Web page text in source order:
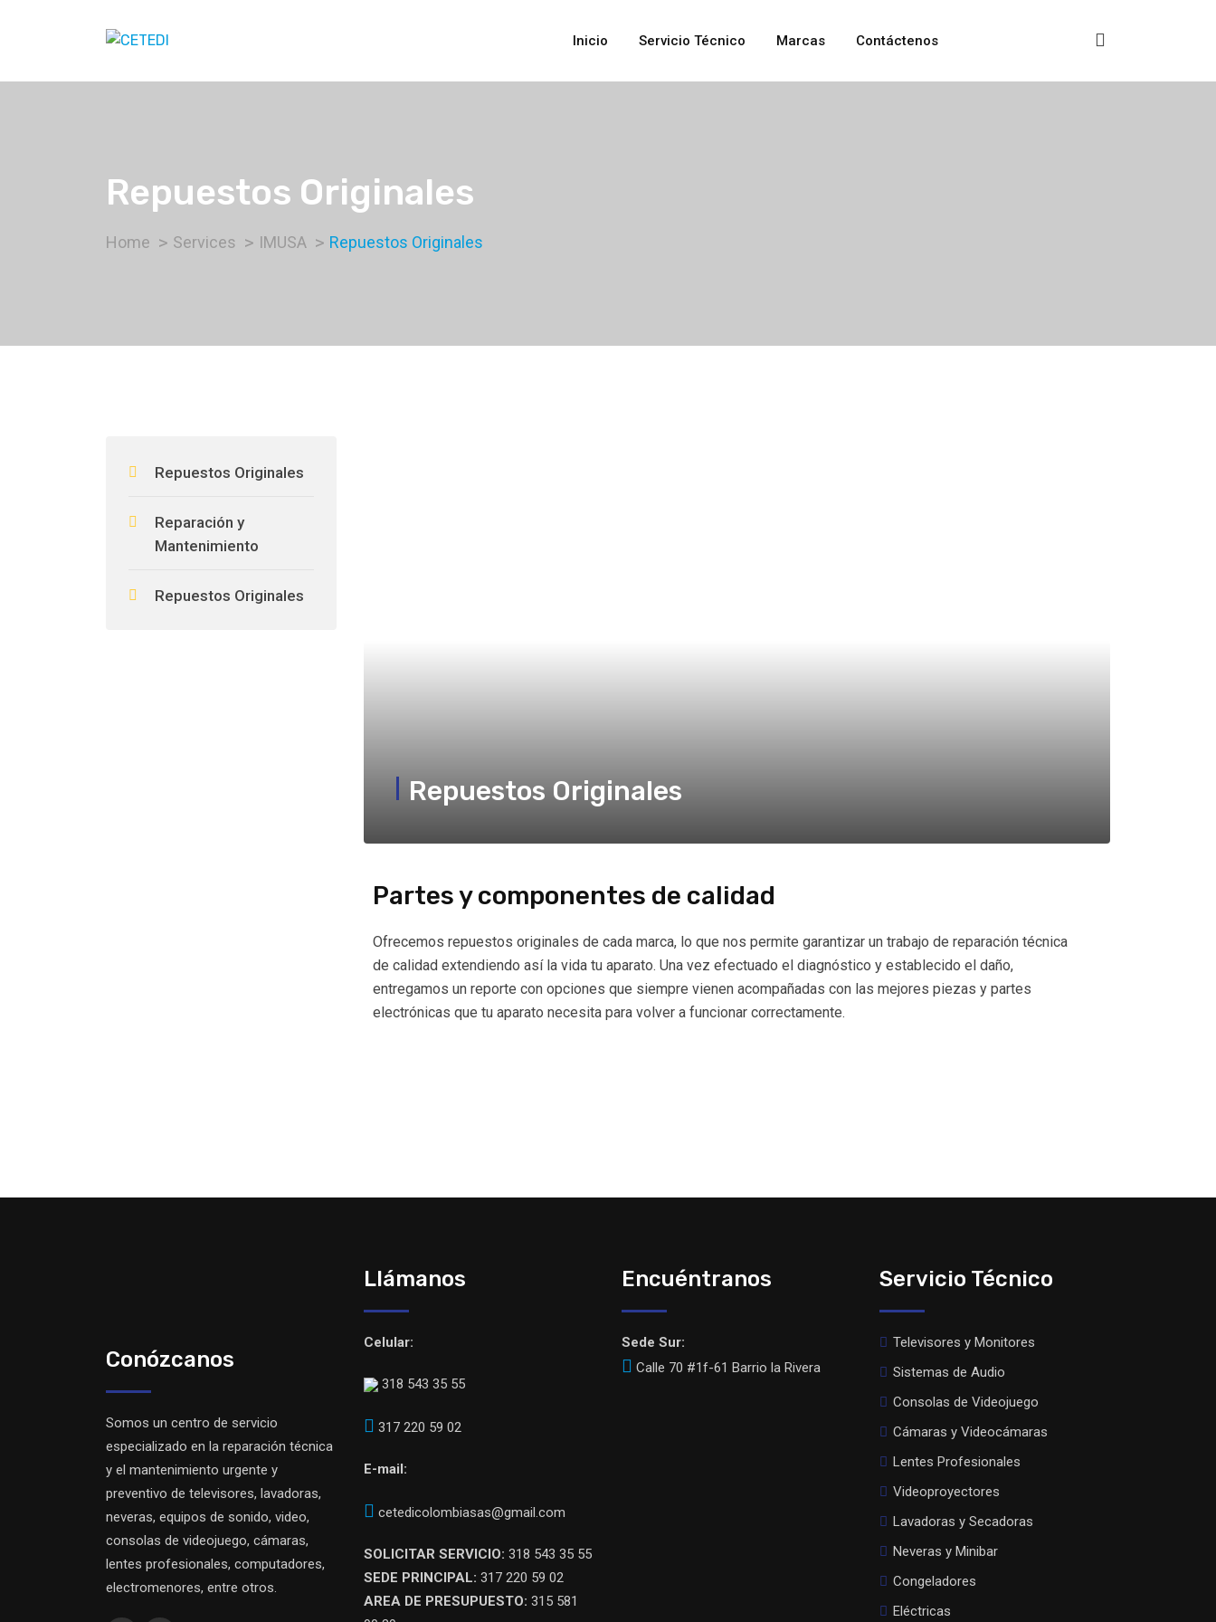
Inicio Servicio Técnico Marcas Contáctenos
Repuestos Originales
Home Services IMUSA Repuestos Originales
Repuestos Originales
Reparación y
Mantenimiento
Repuestos Originales
Repuestos Originales
Partes y componentes de calidad
Ofrecemos repuestos originales de cada marca, lo que nos permite garantizar un trabajo de reparación técnica
de calidad extendiendo así la vida tu aparato. Una vez efectuado el diagnóstico y establecido el daño,
entregamos un reporte con opciones que siempre vienen acompañadas con las mejores piezas y partes
electrónicas que tu aparato necesita para volver a funcionar correctamente.
Conózcanos
Somos un centro de servicio
especializado en la reparación técnica
y el mantenimiento urgente y
preventivo de televisores, lavadoras,
neveras, equipos de sonido, video,
consolas de videojuego, cámaras,
lentes profesionales, computadores,
electromenores, entre otros.
Llámanos
Celular:
318 543 35 55
317 220 59 02
E-mail:
cetedicolombiasas@gmail.com
SOLICITAR SERVICIO: 318 543 35 55
SEDE PRINCIPAL: 317 220 59 02
AREA DE PRESUPUESTO: 315 581
Encuéntranos
Sede Sur:
Calle 70 #1f-61 Barrio la Rivera
Servicio Técnico
Televisores y Monitores
Sistemas de Audio
Consolas de Videojuego
Cámaras y Videocámaras
Lentes Profesionales
Videoproyectores
Lavadoras y Secadoras
Neveras y Minibar
Congeladores
Eléctricas